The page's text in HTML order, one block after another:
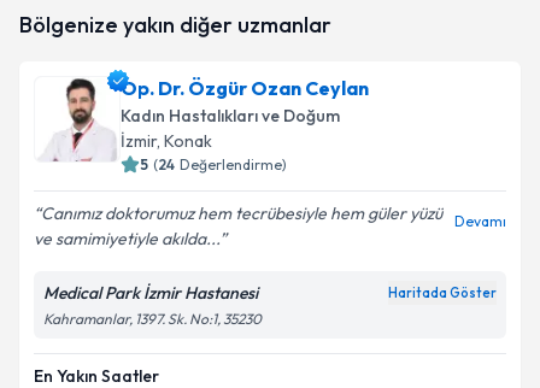
Bölgenize yakın diğer uzmanlar
Op. Dr. Özgür Ozan Ceylan
Kadın Hastalıkları ve Doğum
İzmir, Konak
5 (24 Değerlendirme)
Canımız doktorumuz hem tecrübesiyle hem güler yüzü
ve samimiyetiyle akılda...
Devamı
Medical Park İzmir Hastanesi Haritada Göster
Kahramanlar, 1397. Sk. No:1, 35230
En Yakın Saatler